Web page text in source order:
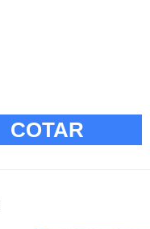
COTAR